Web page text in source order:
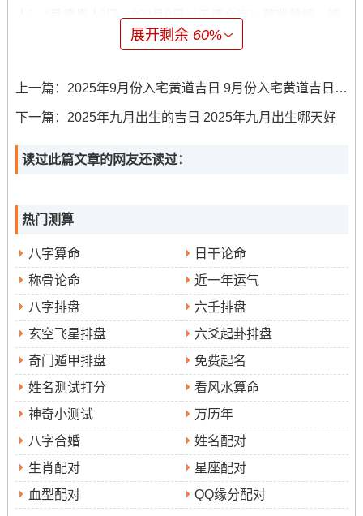
人”、“月德贵人”日，如9月8日（天德合吉）慈悲慧解、福
寿延年是本月最优的吉日选择之一。
过宥罪、祈福纳祥的极佳日子.对于生肖蛇的宝宝，格外推
荐与蛇三合（鸡、牛）、六盒（猴）的吉日;这些日子能增
2025年9月生宝宝需避忌的因素
择吉的清楚认识并避开那些不利的因素同样至关重要！本
月需要规避的常规凶日重要重要是:
支与月令相冲、主冲突破败,不宜进行生命开端类的大事。
五黄煞日-五黄为流年关煞,所到之处宜静不宜动 -动则易
有灾殃;需结合具体方位同日期避开。刑冲日~尤其是与父
母生肖或宝宝本命生肖相刑冲的日子，容易造成亲子关系
紧张或宝宝健康波折...
还有部分特别禁忌得留意：若选择剖腹产，必须要避开跟
母亲生肖相冲相害的日子与时辰,否则也许对母亲健康恢复
与宝宝运势产生不利波及！
也要考虑医院（成为“生产场所”）的方位与当日吉凶方位的
关联 -尽量减少在凶方进行生产准备。
展开剩余 60%
上一篇： 2025年9月份入宅黄道吉日 9月份入宅黄道吉日2025年
下一篇： 2025年九月出生的吉日 2025年九月出生哪天好
读过此篇文章的网友还读过：
热门测算
八字算命
日干论命
称骨论命
近一年运气
八字排盘
六壬排盘
玄空飞星排盘
六爻起卦排盘
奇门遁甲排盘
免费起名
姓名测试打分
看风水算命
神奇小测试
万历年
八字合婚
姓名配对
生肖配对
星座配对
血型配对
QQ缘分配对